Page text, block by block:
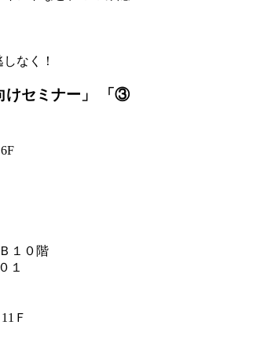
なく！
セミナー」
「③
１０階
１
Ｆ